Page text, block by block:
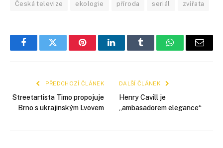
Česká televize ekologie příroda seriál zvířata
FacebookTwitter PinterestLinkedInTumblr WhatsApp
E-
PŘEDCHOZÍ ČLÁNEK
Streetartista Timo propojuje
Brno s ukrajinským Lvovem
DALŠÍ ČLÁNEK
Henry Cavill je
„ambasadorem elegance“